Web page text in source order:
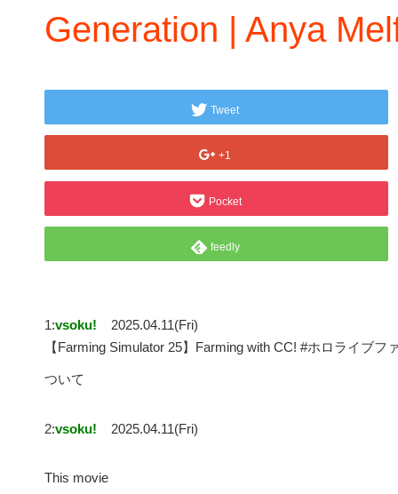
Generation | Anya
Tweet
+1
Pocket
feedly
1:vsoku!
2025.04.11(Fri)
【Farming Simulator 25】Farming with CC! #ホロライブ
ついて
2:vsoku! 2025.04.11(Fri)
This movie